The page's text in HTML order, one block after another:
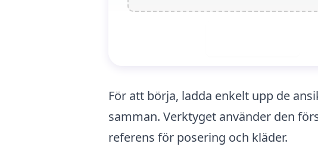
För att börja, ladda enkelt upp de
samman. Verktyget använder den
referens för posering och kläder.